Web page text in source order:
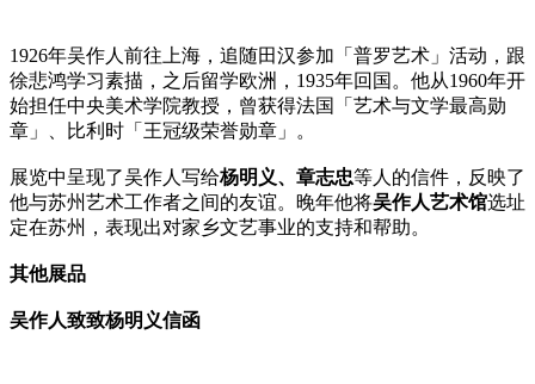
1926年吴作人前往上海，追随田汉参加「普罗艺术」活动，跟
徐悲鸿学习素描，之后留学欧洲，1935年回国。他从1960年开
始担任中央美术学院教授，曾获得法国「艺术与文学最高勋
章」、比利时「王冠级荣誉勋章」。
展览中呈现了吴作人写给杨明义、章志忠等人的信件，反映了
他与苏州艺术工作者之间的友谊。晚年他将吴作人艺术馆选址
定在苏州，表现出对家乡文艺事业的支持和帮助。
其他展品
吴作人致致杨明义信函